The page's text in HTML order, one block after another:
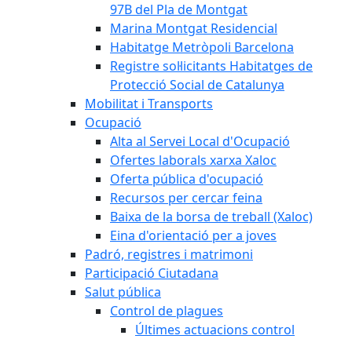
97B del Pla de Montgat
Marina Montgat Residencial
Habitatge Metròpoli Barcelona
Registre sol·licitants Habitatges de
Protecció Social de Catalunya
Mobilitat i Transports
Ocupació
Alta al Servei Local d'Ocupació
Ofertes laborals xarxa Xaloc
Oferta pública d'ocupació
Recursos per cercar feina
Baixa de la borsa de treball (Xaloc)
Eina d'orientació per a joves
Padró, registres i matrimoni
Participació Ciutadana
Salut pública
Control de plagues
Últimes actuacions control